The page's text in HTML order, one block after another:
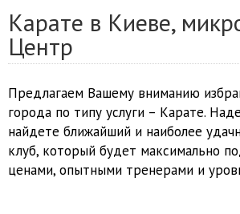
Карате в Киеве,
Центр
Предлагаем Вашему вниманию
города по типу услуги – Карате.
найдете ближайший и наиболее
клуб, который будет максимально
ценами, опытными тренерами и